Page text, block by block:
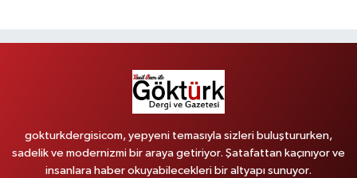
gokturkdergisicom, yepyeni temasıyla sizleri buluştururken,
sadelik ve modernizmi bir araya getiriyor. Şatafattan kaçınıyor ve
insanlara haber okuyabilecekleri bir altyapı sunuyor.